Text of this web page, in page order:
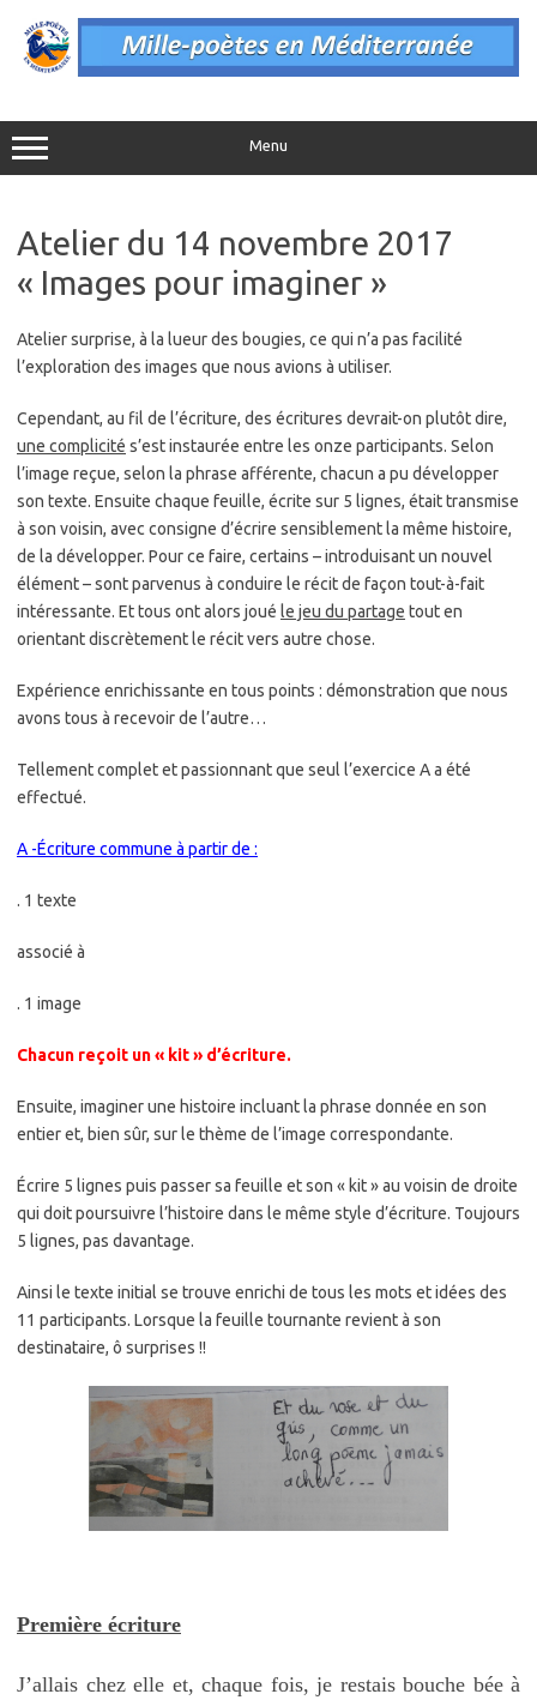
contenu
Menu
Atelier du 14 novembre 2017
« Images pour imaginer »
Atelier surprise, à la lueur des bougies, ce qui n’a pas facilité
l’exploration des images que nous avions à utiliser.
Cependant, au fil de l’écriture, des écritures devrait-on plutôt dire,
une complicité s’est instaurée entre les onze participants. Selon
l’image reçue, selon la phrase afférente, chacun a pu développer
son texte. Ensuite chaque feuille, écrite sur 5 lignes, était transmise
à son voisin, avec consigne d’écrire sensiblement la même histoire,
de la développer. Pour ce faire, certains – introduisant un nouvel
élément – sont parvenus à conduire le récit de façon tout-à-fait
intéressante. Et tous ont alors joué le jeu du partage tout en
orientant discrètement le récit vers autre chose.
Expérience enrichissante en tous points : démonstration que nous
avons tous à recevoir de l’autre…
Tellement complet et passionnant que seul l’exercice A a été
effectué.
A -Écriture commune à partir de :
. 1 texte
associé à
. 1 image
Chacun reçoit un « kit » d’écriture.
Ensuite, imaginer une histoire incluant la phrase donnée en son
entier et, bien sûr, sur le thème de l’image correspondante.
Écrire 5 lignes puis passer sa feuille et son « kit » au voisin de droite
qui doit poursuivre l’histoire dans le même style d’écriture. Toujours
5 lignes, pas davantage.
Ainsi le texte initial se trouve enrichi de tous les mots et idées des
11 participants. Lorsque la feuille tournante revient à son
destinataire, ô surprises !!
Première écriture
J’allais chez elle et, chaque fois, je restais bouche bée à